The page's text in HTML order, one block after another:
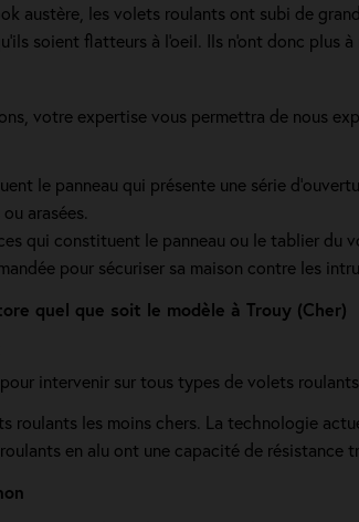
austère, les volets roulants ont subi de
soient flatteurs à l'oeil. Ils n'ont donc plus
votre expertise vous permettra de nous
le panneau qui présente une série
arasées.
qui constituent le panneau ou le tablier du
pour sécuriser sa maison contre les
quel que soit le modèle à Trouy (Cher)
intervenir sur tous types de volets
roulants les moins chers. La technologie
en alu ont une capacité de résistance